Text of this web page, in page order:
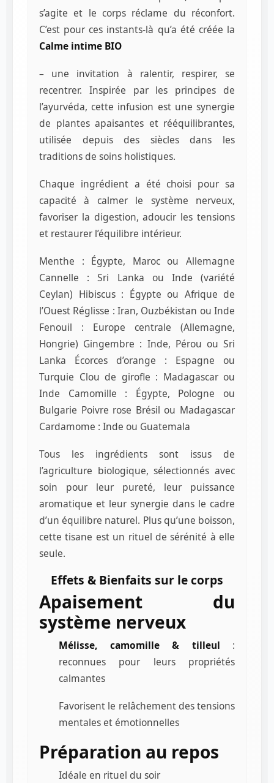
s’agite et le corps réclame du réconfort.
C’est pour ces instants-là qu’a été créée la
Calme intime BIO
– une invitation à ralentir, respirer, se
recentrer. Inspirée par les principes de
l’ayurvéda, cette infusion est une synergie
de plantes apaisantes et rééquilibrantes,
utilisée depuis des siècles dans les
traditions de soins holistiques.
Chaque ingrédient a été choisi pour sa
capacité à calmer le système nerveux,
favoriser la digestion, adoucir les tensions
et restaurer l’équilibre intérieur.
Menthe : Égypte, Maroc ou Allemagne
Cannelle : Sri Lanka ou Inde (variété
Ceylan) Hibiscus : Égypte ou Afrique de
l’Ouest Réglisse : Iran, Ouzbékistan ou Inde
Fenouil : Europe centrale (Allemagne,
Hongrie) Gingembre : Inde, Pérou ou Sri
Lanka Écorces d’orange : Espagne ou
Turquie Clou de girofle : Madagascar ou
Inde Camomille : Égypte, Pologne ou
Bulgarie Poivre rose Brésil ou Madagascar
Cardamome : Inde ou Guatemala
Tous les ingrédients sont issus de
l’agriculture biologique, sélectionnés avec
soin pour leur pureté, leur puissance
aromatique et leur synergie dans le cadre
d’un équilibre naturel. Plus qu’une boisson,
cette tisane est un rituel de sérénité à elle
seule.
Effets & Bienfaits sur le corps
Apaisement du
système nerveux
Mélisse, camomille & tilleul :
reconnues pour leurs propriétés
calmantes
Favorisent le relâchement des tensions
mentales et émotionnelles
Préparation au repos
Idéale en rituel du soir